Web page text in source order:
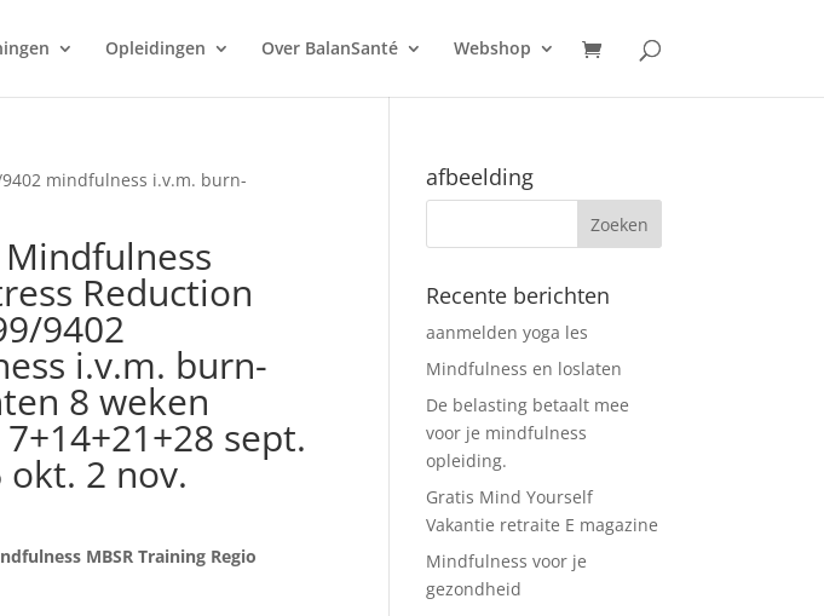
Opleidingen Over BalanSanté Webshop
mindfulness i.v.m. burn-
Reduction
9402
i.v.m. burn-
8 weken
sept.
okt. 2 nov.
MBSR Training Regio
afbeelding
Recente berichten
aanmelden yoga les
Mindfulness en loslaten
De belasting betaalt mee
voor je mindfulness
opleiding.
Gratis Mind Yourself
Vakantie retraite E magazine
Mindfulness voor je
gezondheid